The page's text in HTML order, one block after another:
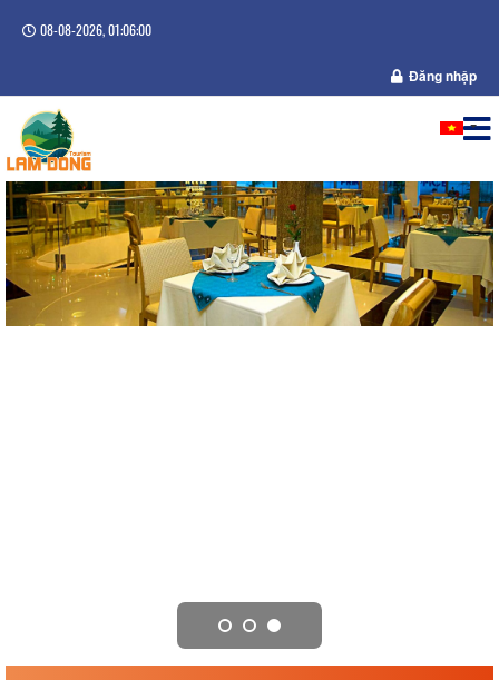
08-08-2026, 01:06:01
Đăng nhập